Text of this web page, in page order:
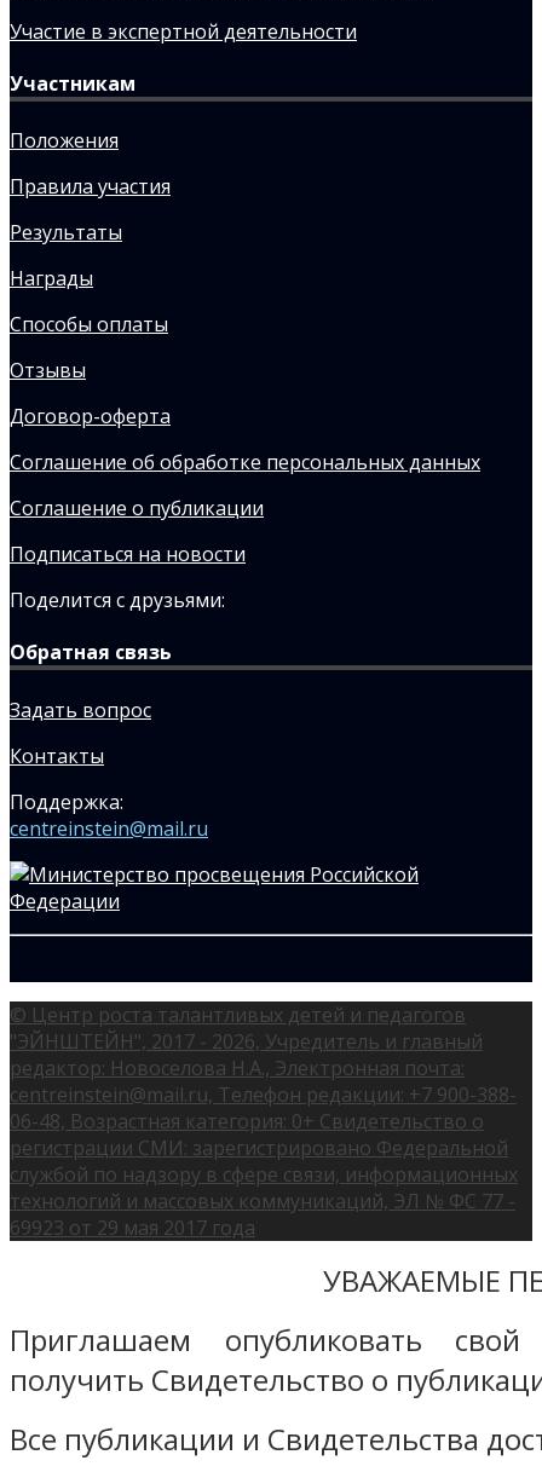
Участие в экспертной деятельности
Участникам
Положения
Правила участия
Результаты
Награды
Способы оплаты
Отзывы
Договор-оферта
Соглашение об обработке персональных данных
Соглашение о публикации
Подписаться на новости
Поделится с друзьями:
Обратная связь
Задать вопрос
Контакты
Поддержка:
centreinstein@mail.ru
© Центр роста талантливых детей и педагогов
"ЭЙНШТЕЙН", 2017 - 2026, Учредитель и главный
редактор: Новоселова Н.А., Электронная почта:
centreinstein@mail.ru, Телефон редакции: +7 900-388-
06-48, Возрастная категория: 0+ Свидетельство о
регистрации СМИ: зарегистрировано Федеральной
службой по надзору в сфере связи, информационных
технологий и массовых коммуникаций, ЭЛ № ФС 77 -
69923 от 29 мая 2017 года
УВАЖАЕМЫЕ
Приглашаем опубликовать
получить Свидетельство о
Все публикации и Свидетельства